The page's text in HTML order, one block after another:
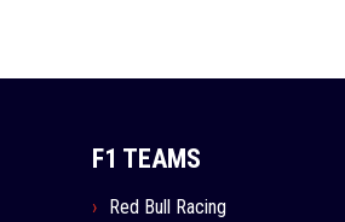
F1 TEAMS
Red Bull Racing